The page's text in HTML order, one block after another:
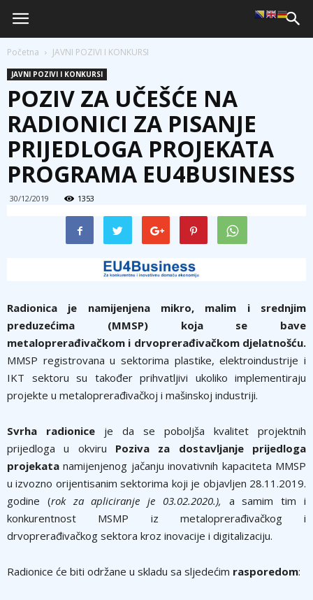
Početna JAVNI POZIVI I KONKURSI
JAVNI POZIVI I KONKURSI
POZIV ZA UČEŠĆE NA
RADIONICI ZA PISANJE
PRIJEDLOGA PROJEKATA
PROGRAMA EU4BUSINESS
30/12/2019 1353
Radionica je namijenjena mikro, malim i srednjim
preduzećima (MMSP) koja se bave
metaloprerađivačkom i drvoprerađivačkom djelatnošću.
MMSP registrovana u sektorima plastike, elektroindustrije i
IKT sektoru su također prihvatljivi ukoliko implementiraju
projekte u metaloprerađivačkoj i mašinskoj industriji.
Svrha radionice je da se poboljša kvalitet projektnih
prijedloga u okviru Poziva za dostavljanje prijedloga
projekata namijenjenog jačanju inovativnih kapaciteta MMSP
u izvozno orijentisanim sektorima koji je objavljen 28.11.2019.
godine (rok za apliciranje je 03.02.2020.), a samim tim i
konkurentnost MSMP iz metaloprerađivačkog i
drvoprerađivačkog sektora kroz inovacije i digitalizaciju.
Radionice će biti održane u skladu sa sljedećim rasporedom: